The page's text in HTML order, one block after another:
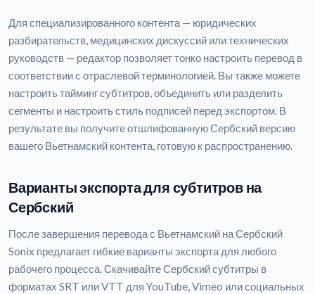
Для специализированного контента — юридических
разбирательств, медицинских дискуссий или технических
руководств — редактор позволяет тонко настроить перевод в
соответствии с отраслевой терминологией. Вы также можете
настроить тайминг субтитров, объединить или разделить
сегменты и настроить стиль подписей перед экспортом. В
результате вы получите отшлифованную Сербский версию
вашего Вьетнамский контента, готовую к распространению.
Варианты экспорта для субтитров на
Сербский
После завершения перевода с Вьетнамский на Сербский
Sonix предлагает гибкие варианты экспорта для любого
рабочего процесса. Скачивайте Сербский субтитры в
форматах SRT или VTT для YouTube, Vimeo или социальных